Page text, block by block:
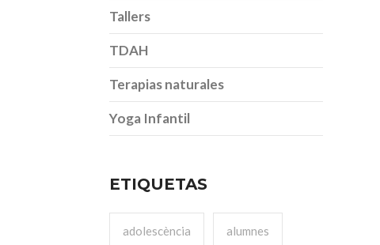
Tallers
TDAH
Terapias naturales
Yoga Infantil
ETIQUETAS
adolescència alumnes